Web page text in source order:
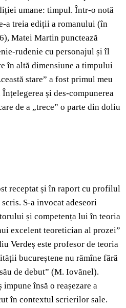
umane: timpul. Într-o notă
a treia ediții a romanului (în
Matei Martin punctează
rudenie cu personajul și îl
în altă dimensiune a timpului
stare” a fost primul meu
Înțelegerea și des-compunerea
de a „trece” o parte din doliu
receptat și în raport cu profilul
S-a invocat adeseori
și competența lui în teoria
excelent teoretician al prozei”
Verdeș este profesor de teoria
bucureștene nu rămîne fără
de debut” (M. Iovănel).
însă o reașezare a
în contextul scrierilor sale.